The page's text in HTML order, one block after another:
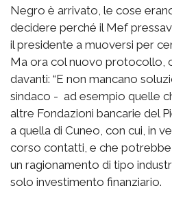
Negro è arrivato, le cose
decidere perché il Mef
il presidente a muoversi per
Ma ora col nuovo protocollo,
davanti: “E non mancano
sindaco - ad esempio quelle
altre Fondazioni bancarie del
a quella di Cuneo, con cui, in
corso contatti, e che
un ragionamento di tipo
solo investimento finanziario.